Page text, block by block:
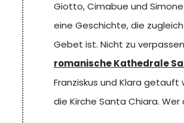
variieren – Trüffel, Spargel,
nachdem, was die Natur
Abschluss:Ciaramicola,
Giotto, Cimabue und
eine Geschichte, die
Gebet ist. Nicht zu
romanische Kathedrale
Franziskus und Klara getauft
die Kirche Santa Chiara. Wer